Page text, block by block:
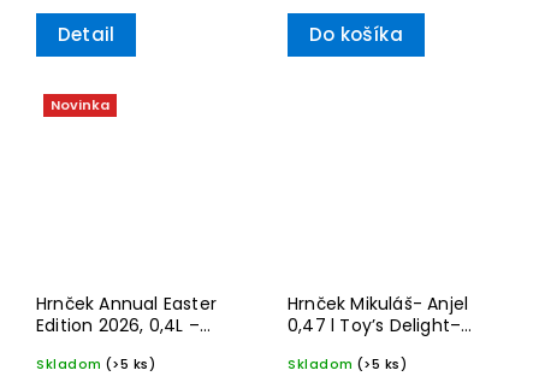
Detail Do košíka
Novinka
Hrnček Annual Easter
Edition 2026, 0,4L –
Skladom (>5 ks)
Hrnček Mikuláš- Anjel
0,47 l Toy’s Delight–
Skladom (>5 ks)